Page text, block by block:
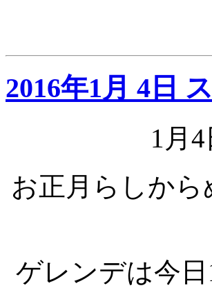
2016年1月 4日
1月
お正月らしか
ゲレンデは今